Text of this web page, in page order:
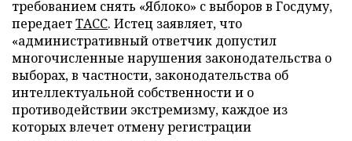
требованием снять «Яблоко» с выборов в Госдуму,
передаетТАСС. Истец заявляет, что
«административный ответчик допустил
многочисленные нарушения законодательства о
выборах, в частности, законодательства об
интеллектуальной собственности и о
противодействии экстремизму, каждое из
которых влечет отмену регистрации